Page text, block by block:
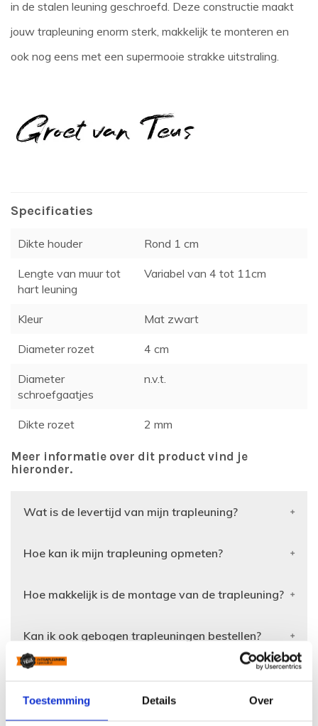
Toestemming Details Over
in de stalen leuning geschroefd. Deze constructie maakt
jouw trapleuning enorm sterk, makkelijk te monteren en
ook nog eens met een supermooie strakke uitstraling.
Specificaties
Dikte houder Rond 1 cm
Lengte van muur tot
hart leuning
Variabel van 4 tot 11cm
Kleur Mat zwart
Diameter rozet 4 cm
Diameter
schroefgaatjes
n.v.t.
Dikte rozet 2 mm
Meer informatie over dit product vind je
hieronder.
Wat is de levertijd van mijn trapleuning?
Hoe kan ik mijn trapleuning opmeten?
Hoe makkelijk is de montage van de trapleuning?
Kan ik ook gebogen trapleuningen bestellen?
Kan ik een specifieke aanpassing doorgeven?